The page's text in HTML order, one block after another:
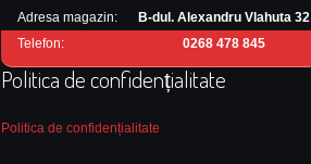
Adresa magazin:
B-dul. Alexandru Vlahuta 32
Telefon:
0268 478 845
Politica de confidențialitate
Politica de confidențialitate